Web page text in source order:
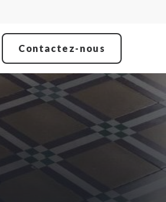
Contactez-nous